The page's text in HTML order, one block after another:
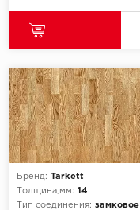
Бренд: Tarkett
Толщина,мм: 14
Тип соединения: замковое